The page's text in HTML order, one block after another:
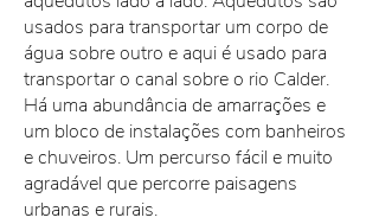
usados para transportar um corpo de
água sobre outro e aqui é usado para
transportar o canal sobre o rio Calder.
Há uma abundância de amarrações e
um bloco de instalações com banheiros
e chuveiros. Um percurso fácil e muito
agradável que percorre paisagens
urbanas e rurais.